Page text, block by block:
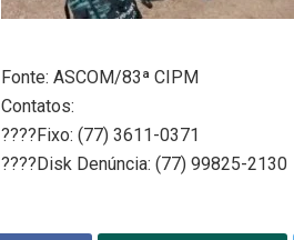
Fonte: ASCOM/83ª CIPM
Contatos:
????Fixo: (77) 3611-0371
????Disk Denúncia: (77) 99825-2130